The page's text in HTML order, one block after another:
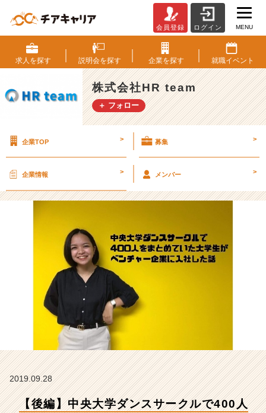
編】
中
央
大
学
ダ
ー
で
人
を
ま
て
い
た
大
ン
会員登録 ログイン MENU
求人を探す 説明会を探す 企業を探す 就職イベント
株式会社HR team
＋ フォロー
企業TOP > 募集 >
企業情報 > メンバー >
2019.09.28
【後編】中央大学ダンスサークルで400人